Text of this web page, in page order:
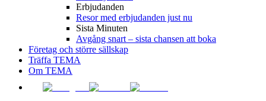
Erbjudanden
Resor med erbjudanden just nu
Sista Minuten
Avgång snart – sista chansen att boka
Företag och större sällskap
Träffa TEMA
Om TEMA